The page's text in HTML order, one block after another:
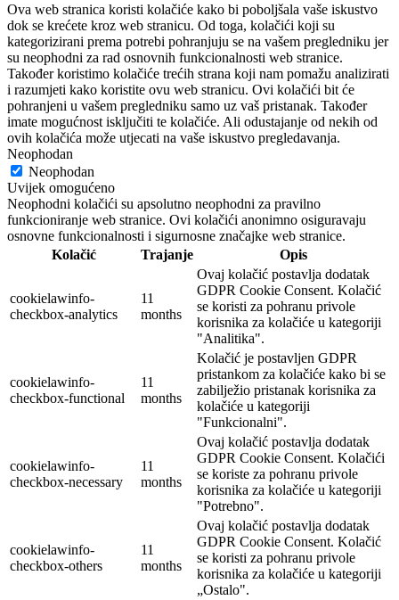
Ova web stranica koristi kolačiće kako bi poboljšala vaše iskustvo
dok se krećete kroz web stranicu. Od toga, kolačići koji su
kategorizirani prema potrebi pohranjuju se na vašem pregledniku jer
su neophodni za rad osnovnih funkcionalnosti web stranice.
Također koristimo kolačiće trećih strana koji nam pomažu analizirati
i razumjeti kako koristite ovu web stranicu. Ovi kolačići bit će
pohranjeni u vašem pregledniku samo uz vaš pristanak. Također
imate mogućnost isključiti te kolačiće. Ali odustajanje od nekih od
ovih kolačića može utjecati na vaše iskustvo pregledavanja.
Neophodan
Neophodan
Uvijek omogućeno
Neophodni kolačići su apsolutno neophodni za pravilno
funkcioniranje web stranice. Ovi kolačići anonimno osiguravaju
osnovne funkcionalnosti i sigurnosne značajke web stranice.
Kolačić
Trajanje Opis
cookielawinfo-
checkbox-analytics
11
months
Ovaj kolačić postavlja dodatak
GDPR Cookie Consent. Kolačić
se koristi za pohranu privole
korisnika za kolačiće u kategoriji
"Analitika".
cookielawinfo-
checkbox-functional
11
months
Kolačić je postavljen GDPR
pristankom za kolačiće kako bi se
zabilježio pristanak korisnika za
kolačiće u kategoriji
"Funkcionalni".
cookielawinfo-
checkbox-necessary
11
months
Ovaj kolačić postavlja dodatak
GDPR Cookie Consent. Kolačići
se koriste za pohranu privole
korisnika za kolačiće u kategoriji
"Potrebno".
cookielawinfo-
checkbox-others
11
months
Ovaj kolačić postavlja dodatak
GDPR Cookie Consent. Kolačić
se koristi za pohranu privole
korisnika za kolačiće u kategoriji
„Ostalo".